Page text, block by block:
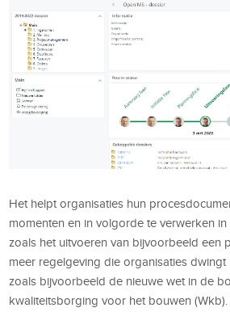
Het helpt organisaties hun
momenten en in volgorde te verwerken in
zoals het uitvoeren van bijvoorbeeld een
meer regelgeving die organisaties dwingt
zoals bijvoorbeeld de nieuwe wet in de
kwaliteitsborging voor het bouwen